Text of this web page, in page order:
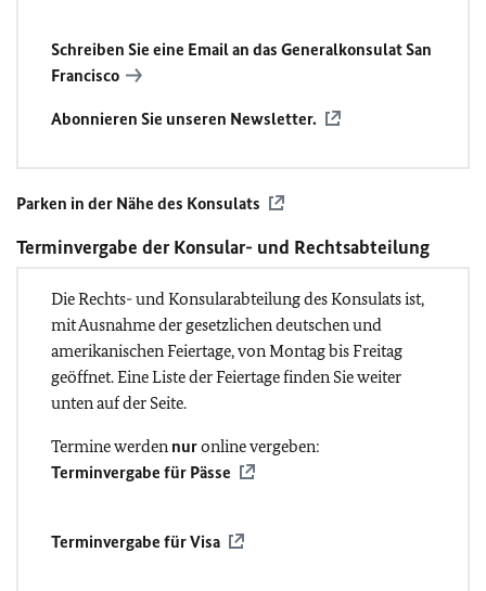
Schreiben Sie eine Email an das Generalkonsulat San
Francisco
Abonnieren Sie unseren Newsletter.
Parken in der Nähe des Konsulats
Terminvergabe der Konsular- und Rechtsabteilung
Die Rechts- und Konsularabteilung des Konsulats ist,
mit Ausnahme der gesetzlichen deutschen und
amerikanischen Feiertage, von Montag bis Freitag
geöffnet. Eine Liste der Feiertage finden Sie weiter
unten auf der Seite.
Termine werden nuronline vergeben:
Terminvergabe für Pässe
Terminvergabe für Visa